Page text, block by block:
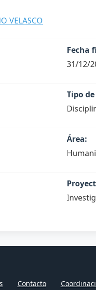
VELASCO
Fecha
31/12/
Tipo
Área:
Contacto